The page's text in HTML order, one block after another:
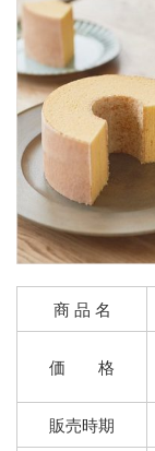
商 品 名
価 格
販売時期